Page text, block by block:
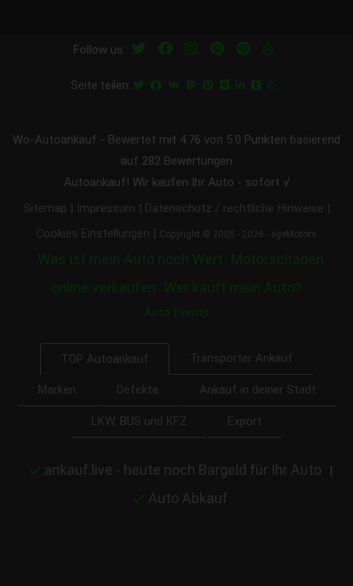
Follow us:
Seite teilen:
Wo-Autoankauf - Bewertet mit 4.76 von 5.0 Punkten basierend
auf 282 Bewertungen
Autoankauf! Wir kaufen Ihr Auto - sofort √
Sitemap Impressum Datenschutz / rechtliche Hinweise
Cookies Einstellungen Copyright © 2005 - 2026 - egeMotors
Was ist mein Auto noch Wert Motorschaden
online verkaufen
Wer kauft mein Auto?
Auto Events
TOP Autoankauf Transporter Ankauf
Marken Defekte Ankauf in deiner Stadt
LKW, BUS und KFZ Export
ankauf.live - heute noch Bargeld für Ihr Auto
Auto Abkauf